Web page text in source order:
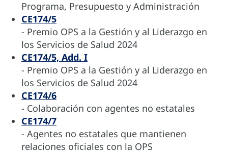
Programa, Presupuesto y Administración
CE174/5
- Premio OPS a la Gestión y al Liderazgo en
los Servicios de Salud 2024
CE174/5, Add. I
- Premio OPS a la Gestión y al Liderazgo en
los Servicios de Salud 2024
CE174/6
- Colaboración con agentes no estatales
CE174/7
- Agentes no estatales que mantienen
relaciones oficiales con la OPS